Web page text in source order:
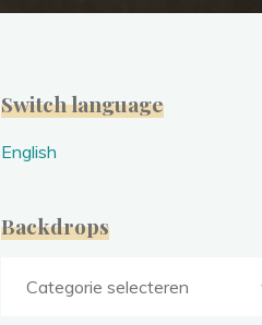
Switch language
English
Backdrops